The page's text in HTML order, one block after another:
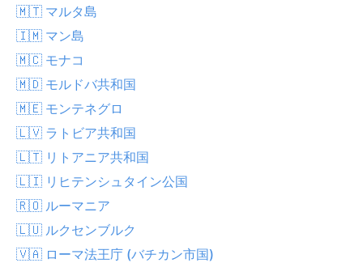
🇲🇹 マルタ島
🇮🇲 マン島
🇲🇨 モナコ
🇲🇩 モルドバ共和国
🇲🇪 モンテネグロ
🇱🇻 ラトビア共和国
🇱🇹 リトアニア共和国
🇱🇮 リヒテンシュタイン公国
🇷🇴 ルーマニア
🇱🇺 ルクセンブルク
🇻🇦 ローマ法王庁 (バチカン市国)